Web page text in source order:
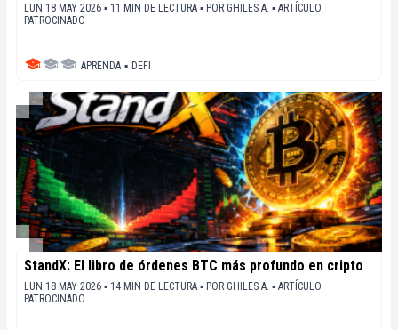
LUN 18 MAY 2026 ▪ 11 MIN DE LECTURA ▪ POR GHILES A. ▪ ARTÍCULO
PATROCINADO
APRENDA ▪ DEFI
StandX: El libro de órdenes BTC más profundo en cripto
LUN 18 MAY 2026 ▪ 14 MIN DE LECTURA ▪ POR GHILES A. ▪ ARTÍCULO
PATROCINADO